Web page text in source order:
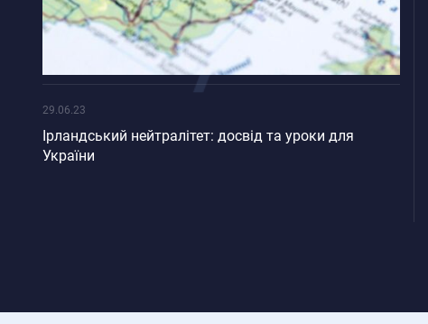
29.06.23
Ірландський нейтралітет: досвід та уроки для
України